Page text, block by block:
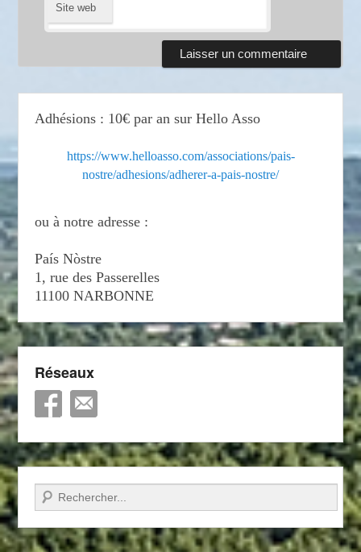
Site web
Adhésions : 10€ par an sur Hello Asso
https://www.helloasso.com/associations/pais-
nostre/adhesions/adherer-a-pais-nostre/
ou à notre adresse :
País Nòstre
1, rue des Passerelles
11100 NARBONNE
Réseaux
Recherche